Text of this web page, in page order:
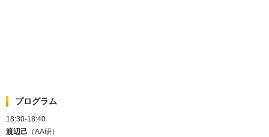
プログラム
18:30-18:40
渡辺己 （AA研）